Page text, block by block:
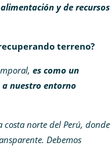
y de recursos
terreno?
es como un
nuestro entorno
costa norte del Perú, donde
Debemos